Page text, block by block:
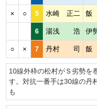
× ○ 5 水崎 正二 飯
6 湯浅 浩 伊
○ × 7 丹村 司 飯
10線外枠の松村がＳ劣勢を
す。対抗一番手は30線の丹
も